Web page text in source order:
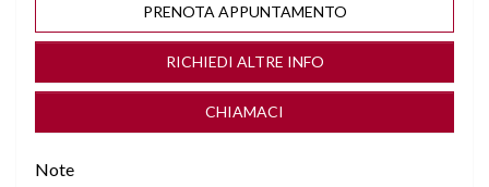
SEDILE REGOLABILE IN ALTEZZA
SPECCHIETTI ELETTRICI
PRENOTA APPUNTAMENTO
RICHIEDI ALTRE INFO
CHIAMACI
Note